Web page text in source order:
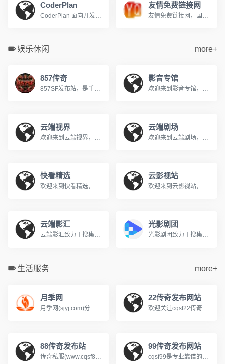
CoderPlan
CoderPlan 面向开发者提供 Claude Code/Codex 中转、Gemini CLI 中转站和第三方 API 接入，按真实调用扣费，API 使用额度、tokens、缓存复用和费用明细都能核对。
友情免费链接网
友情免费链接网，国内访问量很高的友情链接网。免费发布友情链接收录信息的开放平台。
娱乐休闲 more+
857传奇
857SF发布站，是千万传奇老玩家公认的优质私服导航平台。每日全网严选，实时更新数十组优质新开传奇私服，从1.76复古怀旧到微变、轻变、中变、超变，从金币版到合击版，全版本覆盖，满足不同玩家的偏好，每日第一手传奇资讯，助您快人一步抢占新服资源，重燃热血兄弟情！
影音专馆
欢迎来到影音专馆，您的私人免费在线影院。我们提供海量高清电影、电视剧、综艺、动漫及短剧资源，全部支持免费在线观看。在影音专馆，享受无广告、高清流畅的极致观影体验，每日同步更新，是您网络追剧的不二之选。
云端视界
欢迎来到云端视界，您的私人免费在线影院。我们提供海量高清电影、电视剧、综艺、动漫及短剧资源，全部支持免费在线观看。在云端视界，享受无广告、高清流畅的极致观影体验，每日同步更新，是您网络追剧的不二之选。
云端剧场
欢迎来到云端剧场，您的私人免费在线影院。我们提供海量高清电影、电视剧、综艺、动漫及短剧资源，全部支持免费在线观看。在云端剧场，享受无广告、高清流畅的极致观影体验，每日同步更新，是您网络追剧的不二之选。
快看精选
欢迎来到快看精选，您的私人免费在线影院。我们提供海量高清电影、电视剧、综艺、动漫及短剧资源，全部支持免费在线观看。在快看精选，享受无广告、高清流畅的极致观影体验，每日同步更新，是您网络追剧的不二之选。
云影视站
欢迎来到云影视站，您的私人免费在线影院。我们提供海量高清电影、电视剧、综艺、动漫及短剧资源，全部支持免费在线观看。在云影视站，享受无广告、高清流畅的极致观影体验，每日同步更新，是您网络追剧的不二之选。
云端影汇
云端影汇致力于搜集全网最新、最热的电影与电视剧资源，为广大影迷提供完全免费、无广告的在线观看服务。我们及时收录高清大片，让您轻松畅享极致的观影体验。
光影剧团
光影剧团致力于搜集全网最新、最热的电影与电视剧资源，为广大影迷提供完全免费、无广告的在线观看服务。我们及时收录高清大片，让您轻松畅享极致的观影体验。
生活服务 more+
月季网
月季网(sjyj.com)分享世界品种和养护知识，提供树状月季、大花丰花、藤本造型和欧月盆栽的批发交易和行情价格。中国月季之乡，南阳基地专业供应月季花苗，致力于让园林多点美景，咨询电话13525165668
22传奇发布网站
欢迎关注cqsf22传奇私服网站，我们专注于提供最新、最全的传奇sf新开服信息与资讯，每日实时更新涵盖冰雪、热血、复古、超微变、单多职业、1.76、1.80/1.85、1.90/1.95等各类传奇发布网版本，帮助玩家快速发现心仪的火爆新服，无论是寻找独家版本还是人气大区，这里是您的一站式选择。
88传奇发布站
传奇私服(www.cqsf88.cc)，提供最新传奇私服发布网资讯，可以第一时间体验新开传奇SF、查找传奇SF发布网新区信息，包括1.76、复古、热血、变态、网通、三职业等多种热门玩法，还提供最新开区时间、版本细节、爆率介绍，支持筛选高爆服、散人好混服等其它，每天定时更新传奇游戏开服表，是玩家首选的搜服平台!
99传奇发布网站
cqsf99是专业靠谱的传奇私服发布网，专注收录全网优质新开传奇私服与各类传奇SF版本，涵盖复古、火龙、冰雪、微变等热门玩法，实时更新新开大区开服信息，精准筛选稳定长久的优质服务器，为传奇玩家提供便捷的找服渠道，是老玩家寻觅传奇私服的首选平台。